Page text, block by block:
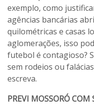
exemplo, como
agências bancárias
quilométricas e casas
aglomerações, isso
futebol é contagioso?
sem rodeios ou
escreva.
PREVI MOSSORÓ COM